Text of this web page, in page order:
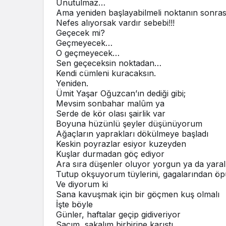
Unutulmaz…
Ama yeniden başlayabilmeli noktanın
Nefes alıyorsak vardır sebebi!!!
Geçecek mi?
Geçmeyecek…
O geçmeyecek…
Sen geçeceksin noktadan…
Kendi cümleni kuracaksın.
Yeniden.
Ümit Yaşar Oğuzcan’ın dediği gibi;
Mevsim sonbahar malûm ya
Serde de kör olası şairlik var
Boyuna hüzünlü şeyler düşünüyorum
Ağaçların yaprakları dökülmeye başladı
Keskin poyrazlar esiyor kuzeyden
Kuşlar durmadan göç ediyor
Ara sıra düşenler oluyor yorgun ya da
Tutup okşuyorum tüylerini, gagalarından
Ve diyorum ki
Sana kavuşmak için bir göçmen kuş olmalı
İşte böyle
Günler, haftalar geçip gidiveriyor